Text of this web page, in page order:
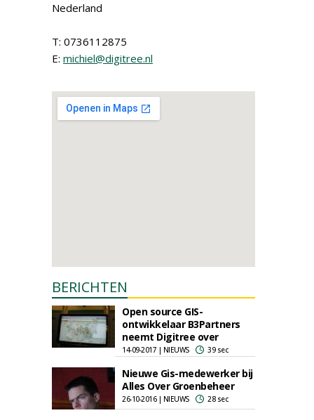
Nederland
T: 0736112875
E: michiel@digitree.nl
BERICHTEN
Open source GIS-
ontwikkelaar B3Partners
neemt Digitree over
14-09-2017 | NIEUWS 39 sec
Nieuwe Gis-medewerker bij
Alles Over Groenbeheer
26-10-2016 | NIEUWS 28 sec